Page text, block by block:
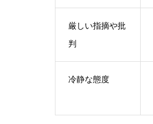
厳しい指摘や批
判
冷静な態度